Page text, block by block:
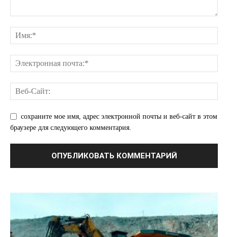
ПОДПИСАТЬСЯ СЕЙЧАС
Политика конфиденциальности
Отказ от ответственности
сохраните мое имя, адрес электронной почты и веб-сайт в этом
браузере для следующего комментария.